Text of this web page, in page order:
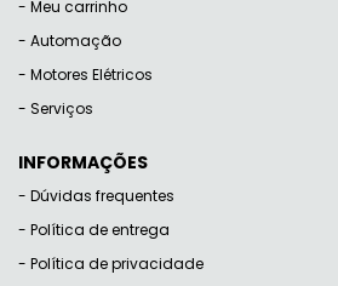
Meu carrinho
Automação
Motores Elétricos
Serviços
INFORMAÇÕES
Dúvidas frequentes
Política de entrega
Política de privacidade